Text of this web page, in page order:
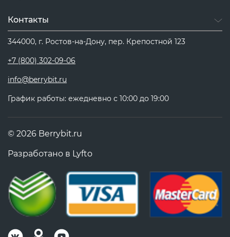
Контакты
344000, г. Ростов-на-Дону, пер. Крепостной 123
+7 (800) 302-09-06
info@berrybit.ru
График работы: ежедневно с 10:00 до 19:00
© 2026 Berrybit.ru
Разработано в Lyfto